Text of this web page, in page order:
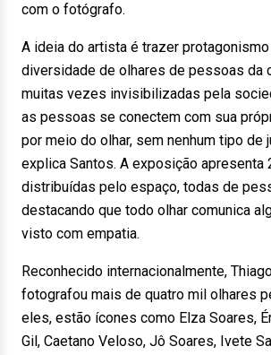
com o fotógrafo.
A ideia do artista é trazer protagonismo
diversidade de olhares de pessoas da
muitas vezes invisibilizadas pela
as pessoas se conectem com sua
por meio do olhar, sem nenhum tipo de
explica Santos. A exposição apresenta
distribuídas pelo espaço, todas de
destacando que todo olhar comunica
visto com empatia.
Reconhecido internacionalmente,
fotografou mais de quatro mil olhares
eles, estão ícones como Elza Soares,
Gil, Caetano Veloso, Jô Soares, Ivete